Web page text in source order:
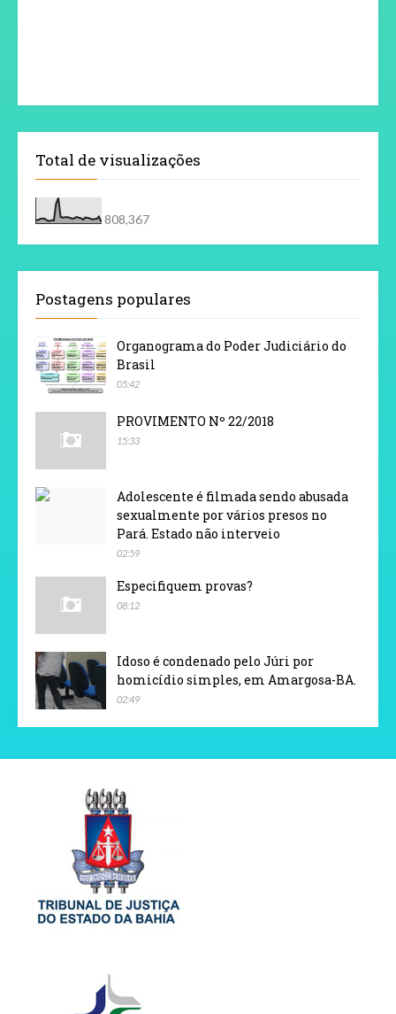
Total de visualizações
808,367
Postagens populares
Organograma do Poder Judiciário do
Brasil
05:42
PROVIMENTO Nº 22/2018
15:33
Adolescente é filmada sendo abusada
sexualmente por vários presos no
Pará. Estado não interveio
02:59
Especifiquem provas?
08:12
Idoso é condenado pelo Júri por
homicídio simples, em Amargosa-BA.
02:49